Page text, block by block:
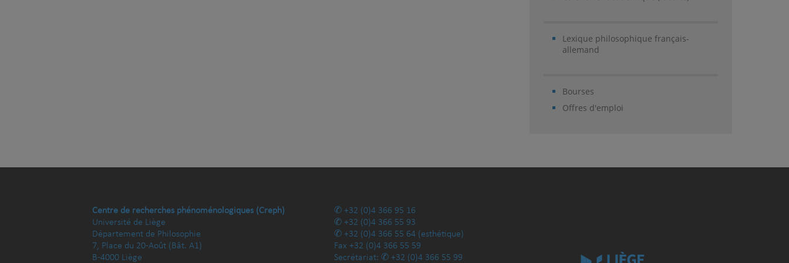
Lexique philosophique français-
allemand
Bourses
Offres d'emploi
Centre de recherches phénoménologiques (Creph)
Université de Liège
Département de Philosophie
7, Place du 20-Août (Bât. A1)
B-4000 Liège
+32 (0)4 366 95 16
+32 (0)4 366 55 93
+32 (0)4 366 55 64 (esthétique)
Fax +32 (0)4 366 55 59
Secrétariat:
+32 (0)4 366 55 99